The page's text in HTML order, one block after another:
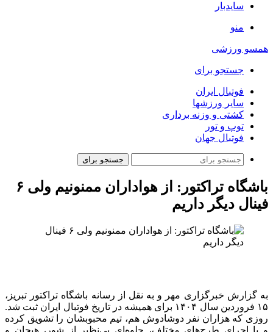
سایدبار
منو
همسو ورزشی
جستجو برای
فوتبال ایران
سایر ورزشها
کشتی و وزنه برداری
توپ و تور
فوتبال جهان
جستجو برای
باشگاه تراکتور: از هواداران ممنونیم ولی ۶
فینال دیگر داریم
به گزارش خبرگزاری مهر و به نقل از رسانه باشگاه تراکتور تبریز،
۱۵ فروردین سال ۱۴۰۴ برای همیشه در تاریخ فوتبال ایران ثبت شد.
روزی که هزاران نفر دوشادوش هم، تیم محبوبشان را تشویق کرده
و با اجرای طرح‌های مختلف، جلوه‌ای بی‌نظیر از شور، هیجان و